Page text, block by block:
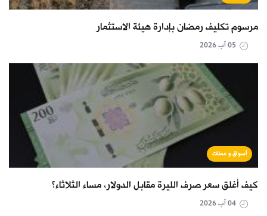
مرسوم تكليف رمضان بإدارة هيئة الاستثمار
أسواق و عملات
كيف أغلق سعر صرف الليرة مقابل الدولار، مساء الثلاثاء؟